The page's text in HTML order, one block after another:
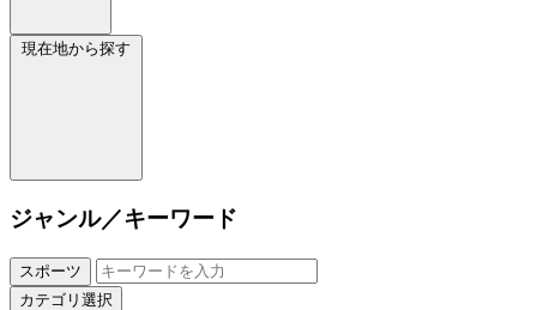
現在地から探す
ジャンル／キーワード
スポーツ
カテゴリ選択